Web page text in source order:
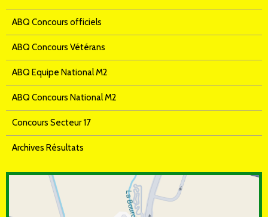
ABQ Concours officiels
ABQ Concours Vétérans
ABQ Equipe National M2
ABQ Concours National M2
Concours Secteur 17
Archives Résultats